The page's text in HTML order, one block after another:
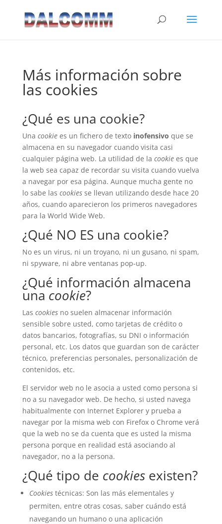
Más información sobre
las cookies
¿Qué es una cookie?
Una cookiees un fichero de texto inofensivo que se
almacena en su navegador cuando visita casi
cualquier página web. La utilidad de la cookiees que
la web sea capaz de recordar su visita cuando vuelva
a navegar por esa página. Aunque mucha gente no
lo sabe las cookiesse llevan utilizando desde hace 20
años, cuando aparecieron los primeros navegadores
para la World Wide Web.
¿Qué NO ES una cookie?
No es un virus, ni un troyano, ni un gusano, ni spam,
ni spyware, ni abre ventanas pop-up.
¿Qué información almacena
una cookie?
Las cookiesno suelen almacenar información
sensible sobre usted, como tarjetas de crédito o
datos bancarios, fotografías, su DNI o información
personal, etc. Los datos que guardan son de carácter
técnico, preferencias personales, personalización de
contenidos, etc.
El servidor web no le asocia a usted como persona si
no a su navegador web. De hecho, si usted navega
habitualmente con Internet Explorer y prueba a
navegar por la misma web con Firefox o Chrome verá
que la web no se da cuenta que es usted la misma
persona porque en realidad está asociando al
navegador, no a la persona.
¿Qué tipo de cookiesexisten?
Cookiestécnicas: Son las más elementales y
permiten, entre otras cosas, saber cuándo está
navegando un humano o una aplicación